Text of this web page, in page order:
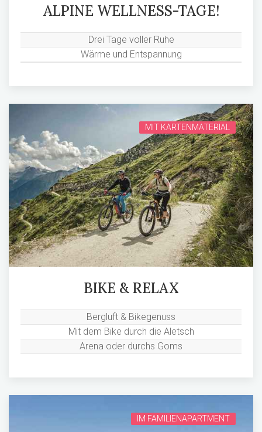
ALPINE WELLNESS-TAGE!
Drei Tage voller Ruhe
Wärme und Entspannung
MIT KARTENMATERIAL
BIKE & RELAX
Bergluft & Bikegenuss
Mit dem Bike durch die Aletsch
Arena oder durchs Goms
IM FAMILIENAPARTMENT